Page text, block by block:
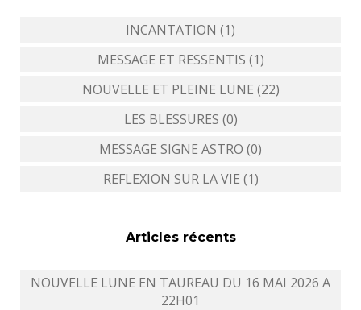
INCANTATION (1)
MESSAGE ET RESSENTIS (1)
NOUVELLE ET PLEINE LUNE (22)
LES BLESSURES (0)
MESSAGE SIGNE ASTRO (0)
REFLEXION SUR LA VIE (1)
Articles récents
NOUVELLE LUNE EN TAUREAU DU 16 MAI 2026 A
22H01